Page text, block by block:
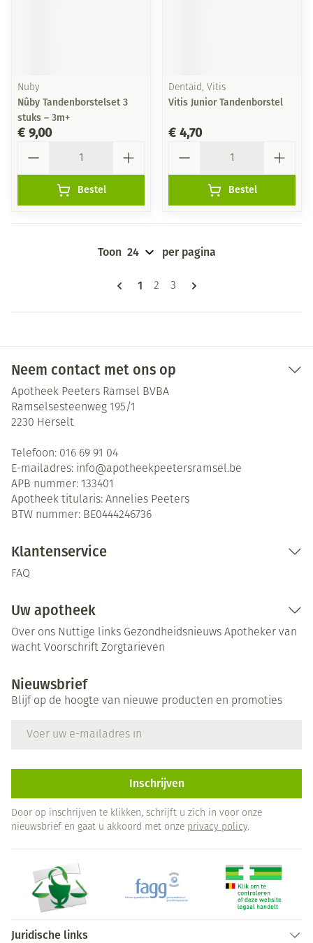
Nuby
Nûby Tandenborstelset 3
stuks – 3m+
€ 9,00
Bestel
Dentaid, Vitis
Vitis Junior Tandenborstel
€ 4,70
Bestel
Pagina's
U lees momenteel pagina
1 Pagina
2 Pagina
3
Toon per pagina
Neem contact met ons op
Apotheek Peeters Ramsel BVBA
Ramselsesteenweg 195/1
2230 Herselt
Telefoon: 016 69 91 04
E-mailadres: info@apotheekpeetersramsel.be
APB nummer: 133401
Apotheek titularis: Annelies Peeters
BTW nummer: BE0444246736
Klantenservice
FAQ
Uw apotheek
Over ons Nuttige links Gezondheidsnieuws Apotheker van
wacht Voorschrift Zorgtarieven
Nieuwsbrief
Blijf op de hoogte van nieuwe producten en promoties
Inschrijven
Door op inschrijven te klikken, schrijft u zich in voor onze
nieuwsbrief en gaat u akkoord met onze privacy policy.
Juridische links